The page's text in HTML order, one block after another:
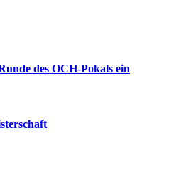
des OCH-Pokals ein